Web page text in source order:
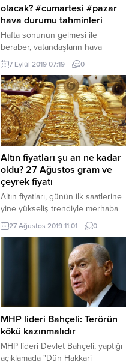
illerin hava durumu tahminleri.
olacak? #cumartesi #pazar
hava durumu tahminleri
Hafta sonunun gelmesi ile
beraber, vatandaşların hava
durumu tahminlere yönelik
araştırmaları hız kazandı. Özellikle
sıcak havalar devam ederken,
hafta sonuna yönelik planları
olanlar, ilerleyen günlerde
yağmur yağıp yağmayacağını
sorguluyor. Peki, hafta sonu hava
nasıl olacak? Yağmur yağacak mı?
İşte, Meteoroloji'nin verilerine
göre, 7-8 Eylül hava durumu
tahminleri.
7 Eylül 2019 07:19 0
Altın fiyatları şu an ne kadar
oldu? 27 Ağustos gram ve
çeyrek fiyatı
Altın fiyatları, günün ilk saatlerine
yine yükseliş trendiyle merhaba
dedi. Ağustos ayının başından bu
yana 30 liraya yakın yükseliş
kaydeden gram altın, çeyrek ve
yarım seçenekleri ile de
gündemde yer alıyor. Peki, altın
fiyatları şu an ne kadar oldu? İşte,
güncel ve canlı altın fiyatları
hakkında merakla araştırılan
detaylar
27 Ağustos 2019 11:01 0
MHP lideri Bahçeli: Terörün
kökü kazınmalıdır
MHP lideri Devlet Bahçeli, yaptığı
açıklamada "Dün Hakkari